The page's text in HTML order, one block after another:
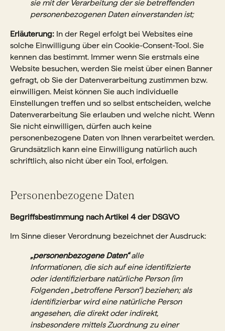
sie mit der Verarbeitung der sie betreffenden
personenbezogenen Daten einverstanden ist;
Erläuterung: In der Regel erfolgt bei Websites eine
solche Einwilligung über ein Cookie-Consent-Tool. Sie
kennen das bestimmt. Immer wenn Sie erstmals eine
Website besuchen, werden Sie meist über einen Banner
gefragt, ob Sie der Datenverarbeitung zustimmen bzw.
einwilligen. Meist können Sie auch individuelle
Einstellungen treffen und so selbst entscheiden, welche
Datenverarbeitung Sie erlauben und welche nicht. Wenn
Sie nicht einwilligen, dürfen auch keine
personenbezogene Daten von Ihnen verarbeitet werden.
Grundsätzlich kann eine Einwilligung natürlich auch
schriftlich, also nicht über ein Tool, erfolgen.
Personenbezogene Daten
Begriffsbestimmung nach Artikel 4 der DSGVO
Im Sinne dieser Verordnung bezeichnet der Ausdruck:
„personenbezogene Daten“ alle
Informationen, die sich auf eine identifizierte
oder identifizierbare natürliche Person (im
Folgenden „betroffene Person“) beziehen; als
identifizierbar wird eine natürliche Person
angesehen, die direkt oder indirekt,
insbesondere mittels Zuordnung zu einer